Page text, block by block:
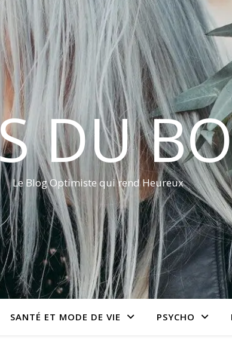
DU
Le Blog Optimiste qui rend Heureux
SANTÉ ET MODE DE VIE PSYCHO